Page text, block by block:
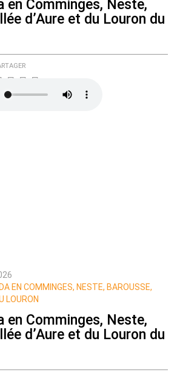
en Comminges, Neste,
d’Aure et du Louron du
EN COMMINGES, NESTE, BAROUSSE,
LOURON
en Comminges, Neste,
d’Aure et du Louron du